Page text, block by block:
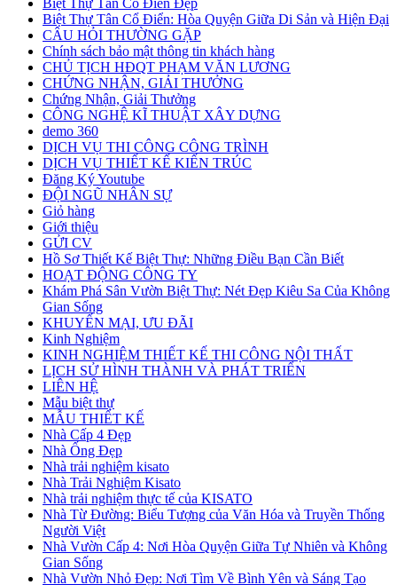
Biệt Thự Tân Cổ Điển: Hòa Quyện Giữa Di Sản và Hiện Đại
CÂU HỎI THƯỜNG GẶP
Chính sách bảo mật thông tin khách hàng
CHỦ TỊCH HĐQT PHẠM VĂN LƯƠNG
CHỨNG NHẬN, GIẢI THƯỞNG
Chứng Nhận, Giải Thưởng
CÔNG NGHỆ KĨ THUẬT XÂY DỰNG
demo 360
DỊCH VỤ THI CÔNG CÔNG TRÌNH
DỊCH VỤ THIẾT KẾ KIẾN TRÚC
Đăng Ký Youtube
ĐỘI NGŨ NHÂN SỰ
Giỏ hàng
Giới thiệu
GỬI CV
Hồ Sơ Thiết Kế Biệt Thự: Những Điều Bạn Cần Biết
HOẠT ĐỘNG CÔNG TY
Khám Phá Sân Vườn Biệt Thự: Nét Đẹp Kiêu Sa Của Không
Gian Sống
KHUYẾN MẠI, ƯU ĐÃI
Kinh Nghiệm
KINH NGHIỆM THIẾT KẾ THI CÔNG NỘI THẤT
LỊCH SỬ HÌNH THÀNH VÀ PHÁT TRIỂN
LIÊN HỆ
Mẫu biệt thự
MẪU THIẾT KẾ
Nhà Cấp 4 Đẹp
Nhà Ống Đẹp
Nhà trải nghiệm kisato
Nhà Trải Nghiệm Kisato
Nhà trải nghiệm thực tế của KISATO
Nhà Từ Đường: Biểu Tượng của Văn Hóa và Truyền Thống
Người Việt
Nhà Vườn Cấp 4: Nơi Hòa Quyện Giữa Tự Nhiên và Không
Gian Sống
Nhà Vườn Nhỏ Đẹp: Nơi Tìm Về Bình Yên và Sáng Tạo